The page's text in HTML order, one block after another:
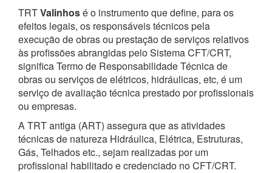
TRTValinhosé o instrumento que define, para os
efeitos legais, os responsáveis técnicos pela
execução de obras ou prestação de serviços relativos
às profissões abrangidas pelo Sistema CFT/CRT,
significa Termo de Responsabilidade Técnica de
obras ou serviços de elétricos, hidráulicas, etc, é um
serviço de avaliação técnica prestado por profissionais
ou empresas.
A TRT antiga (ART) assegura que as atividades
técnicas de natureza Hidráulica, Elétrica, Estruturas,
Gás, Telhados etc., sejam realizadas por um
profissional habilitado e credenciado no CFT/CRT.